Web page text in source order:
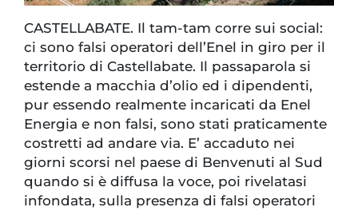
CASTELLABATE. Il tam-tam corre sui social:
ci sono falsi operatori dell’Enel in giro per il
territorio di Castellabate. Il passaparola si
estende a macchia d’olio ed i dipendenti,
pur essendo realmente incaricati da Enel
Energia e non falsi, sono stati praticamente
costretti ad andare via. E’ accaduto nei
giorni scorsi nel paese di Benvenuti al Sud
quando si è diffusa la voce, poi rivelatasi
infondata, sulla presenza di falsi operatori